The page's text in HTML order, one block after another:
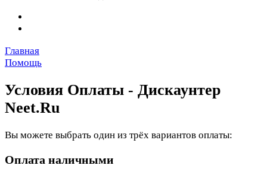
Главная
Помощь
Условия Оплаты - Дискаунтер
Neet.Ru
Вы можете выбрать один из трёх вариантов оплаты:
Оплата наличными